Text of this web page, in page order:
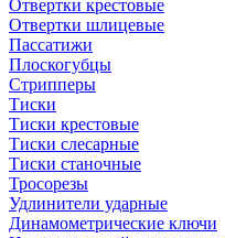
Отвертки крестовые
Отвертки шлицевые
Пассатижи
Плоскогубцы
Стрипперы
Тиски
Тиски крестовые
Тиски слесарные
Тиски станочные
Тросорезы
Удлинители ударные
Динамометрические ключи